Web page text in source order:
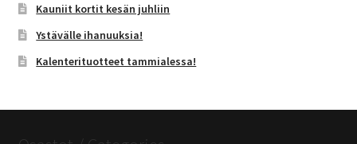
Kauniit kortit kesän juhliin
Ystävälle ihanuuksia!
Kalenterituotteet tammialessa!